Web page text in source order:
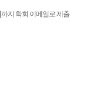
까지 학회 이메일로 제출